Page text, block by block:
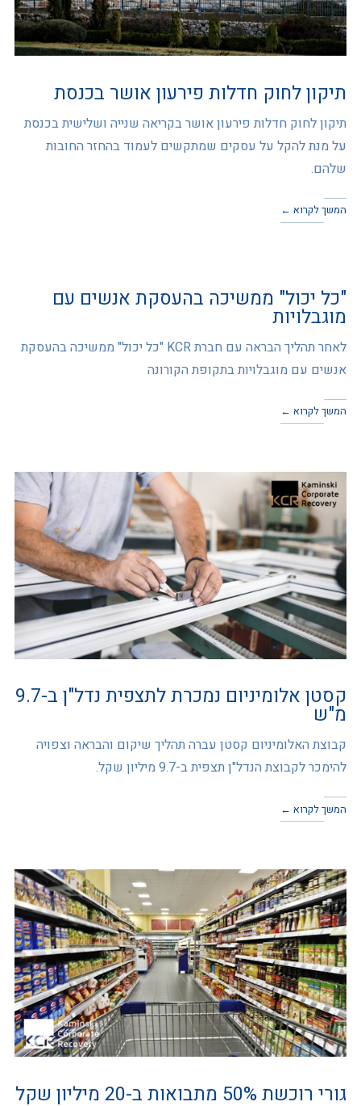
תיקון לחוק חדלות פירעון אושר בכנסת
תיקון לחוק חדלות פירעון אושר בקריאה שנייה ושלישית בכנסת
על מנת להקל על עסקים שמתקשים לעמוד בהחזר החובות
שלהם.
המשך לקרוא ←
"כל יכול" ממשיכה בהעסקת אנשים עם
מוגבלויות
לאחר תהליך הבראה עם חברת KCR "כל יכול" ממשיכה בהעסקת
אנשים עם מוגבלויות בתקופת הקורונה
המשך לקרוא ←
קסטן אלומיניום נמכרת לתצפית נדל"ן ב-9.7
מ"ש
קבוצת האלומיניום קסטן עברה תהליך שיקום והבראה וצפויה
להימכר לקבוצת הנדל"ן תצפית ב-9.7 מיליון שקל.
המשך לקרוא ←
גורי רוכשת 50% מתבואות ב-20 מיליון שקל